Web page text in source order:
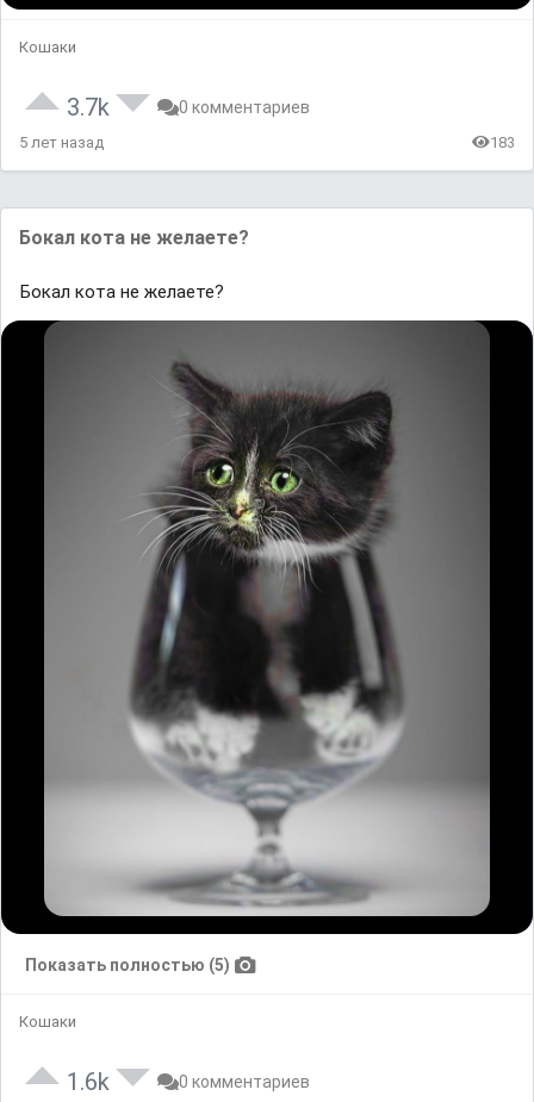
Кошаки
3.7k 0 комментариев
5 лет назад 183
Бокал кота не желаете?
Бокал кота не желаете?
Показать полностью (5)
Кошаки
1.6k 0 комментариев